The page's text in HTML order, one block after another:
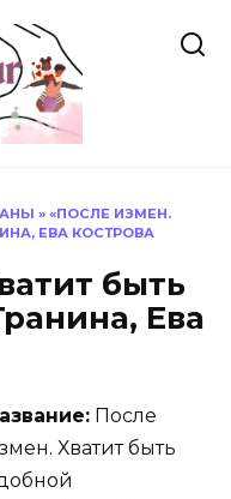
» «ПОСЛЕ ИЗМЕН.
ЕВА КОСТРОВА
быть
Ева
После
Хватит быть